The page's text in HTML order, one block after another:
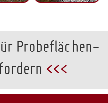
Probeflächen-
<<<